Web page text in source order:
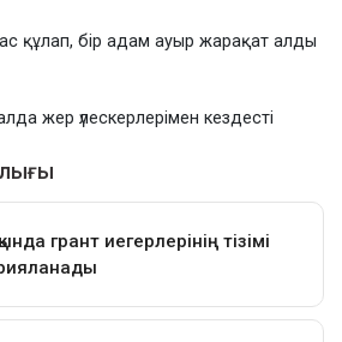
құлап, бір адам ауыр жарақат алды
жер үлескерлерімен кездесті